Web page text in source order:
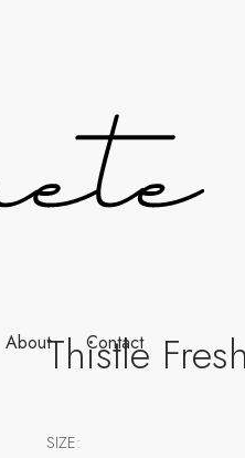
About Contact
Thistle
SIZE: